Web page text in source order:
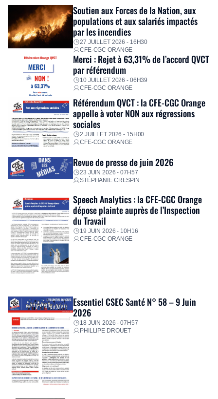
Fidèle à sa mission d’utilité sociale, le Groupe mobilise
immédiatement ses équipes afin de proposer un diagnostic
personnalisé, des aides financières pour faire face aux
premières dépenses, […]
Soutien aux Forces de la Nation, aux
populations et aux salariés impactés
par les incendies
27 JUILLET 2026 - 16H30
CFE-CGC ORANGE
Merci : Rejet à 63,31% de l’accord QVCT
par référendum
10 JUILLET 2026 - 06H39
CFE-CGC ORANGE
Référendum QVCT : la CFE-CGC Orange
appelle à voter NON aux régressions
sociales
2 JUILLET 2026 - 15H00
CFE-CGC ORANGE
Revue de presse de juin 2026
23 JUIN 2026 - 07H57
STÉPHANIE CRESPIN
Speech Analytics : la CFE-CGC Orange
dépose plainte auprès de l’Inspection
du Travail
19 JUIN 2026 - 10H16
CFE-CGC ORANGE
Essentiel CSEC Santé N° 58 – 9 Juin
2026
18 JUIN 2026 - 07H57
PHILLIPE DROUET